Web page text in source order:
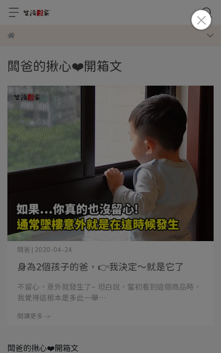
闆爸的揪心❤️開箱文
身為2個孩子的爸，👉我決定～就是它了
闆爸 | 2020-04-24
不留心，意外就發生了~ 坦白說，當初看到這個商品時，
我覺得這根本是多此一舉⋯
閱讀更多 ->
闆爸的揪心❤️開箱文